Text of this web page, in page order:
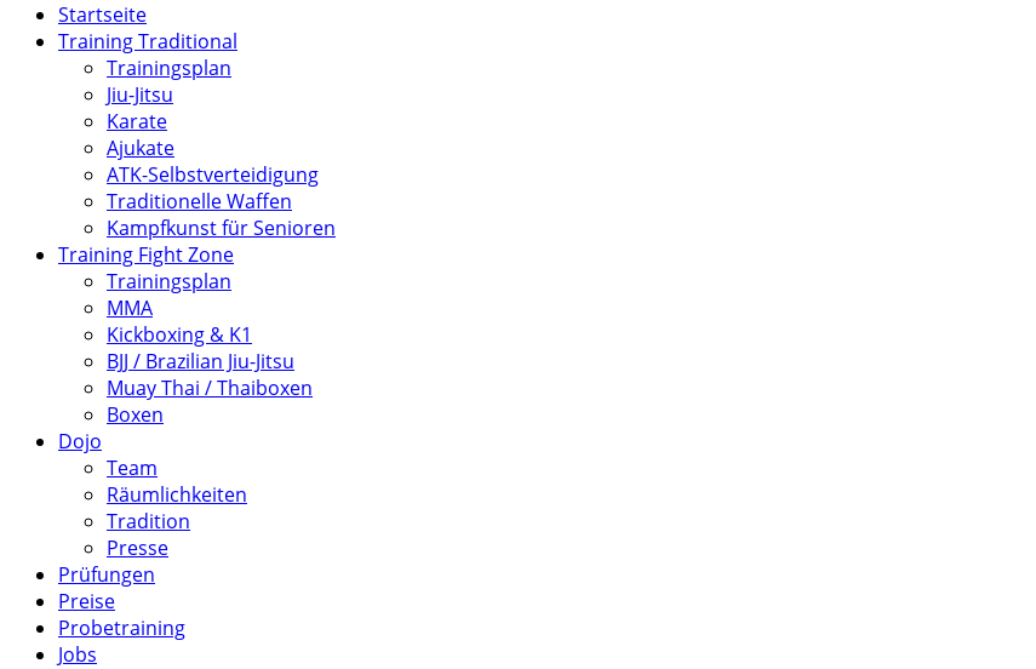
Startseite
Training Traditional
Trainingsplan
Jiu-Jitsu
Karate
Ajukate
ATK-Selbstverteidigung
Traditionelle Waffen
Kampfkunst für Senioren
Training Fight Zone
Trainingsplan
MMA
Kickboxing & K1
BJJ / Brazilian Jiu-Jitsu
Muay Thai / Thaiboxen
Boxen
Dojo
Team
Räumlichkeiten
Tradition
Presse
Prüfungen
Preise
Probetraining
Jobs